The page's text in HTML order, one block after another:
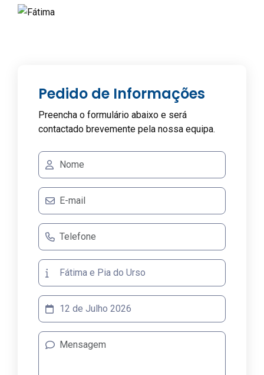
Pedido de Informações
Preencha o formulário abaixo e será
contactado brevemente pela nossa equipa.